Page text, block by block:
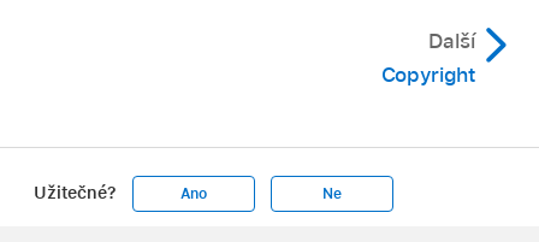
Další
Copyright
Užitečné? Ano Ne